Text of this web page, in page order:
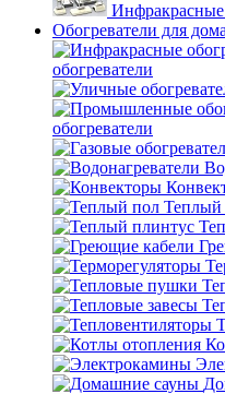
Инфракрасные
Обогреватели для
обогреватели
обогреватели
Теплый